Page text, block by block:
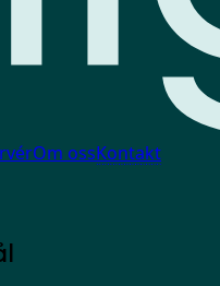
Om ossKontakt